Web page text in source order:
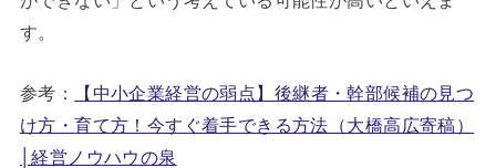
す。
参考：
【中小企業経営の弱点】後継者・幹部候補の見つ
け方・育て方！今すぐ着手できる方法（大橋高広寄稿）
│経営ノウハウの泉